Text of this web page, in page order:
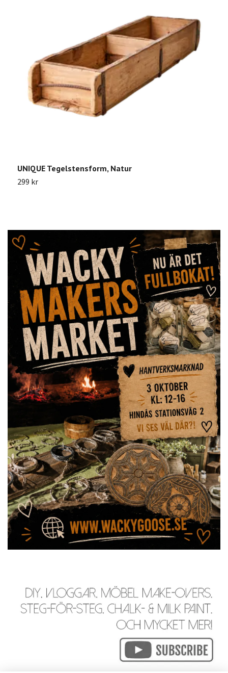
UNIQUE Tegelstensform, Natur
299 kr